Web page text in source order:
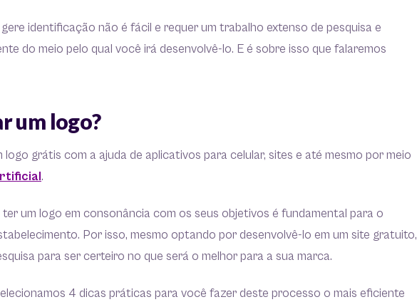
identificação não é fácil e requer um trabalho extenso de pesquisa e
do meio pelo qual você irá desenvolvê-lo. E é sobre isso que falaremos
um logo?
logo grátis com a ajuda de aplicativos para celular, sites e até mesmo por meio
.
ter um logo em consonância com os seus objetivos é fundamental para o
Por isso, mesmo optando por desenvolvê-lo em um site gratuito,
para ser certeiro no que será o melhor para a sua marca.
4 dicas práticas para você fazer deste processo o mais eficiente